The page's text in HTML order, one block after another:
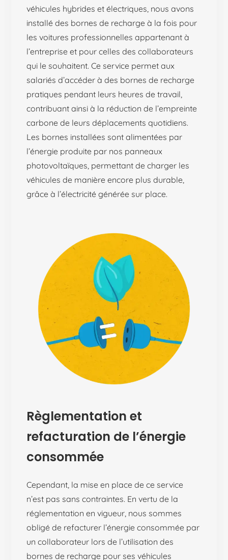
véhicules hybrides et électriques, nous avons
installé des bornes de recharge à la fois pour
les voitures professionnelles appartenant à
l’entreprise et pour celles des collaborateurs
qui le souhaitent. Ce service permet aux
salariés d’accéder à des bornes de recharge
pratiques pendant leurs heures de travail,
contribuant ainsi à la réduction de l’empreinte
carbone de leurs déplacements quotidiens.
Les bornes installées sont alimentées par
l’énergie produite par nos panneaux
photovoltaïques, permettant de charger les
véhicules de manière encore plus durable,
grâce à l’électricité générée sur place.
Règlementation et
refacturation de l’énergie
consommée
Cependant, la mise en place de ce service
n’est pas sans contraintes. En vertu de la
réglementation en vigueur, nous sommes
obligé de refacturer l’énergie consommée par
un collaborateur lors de l’utilisation des
bornes de recharge pour ses véhicules